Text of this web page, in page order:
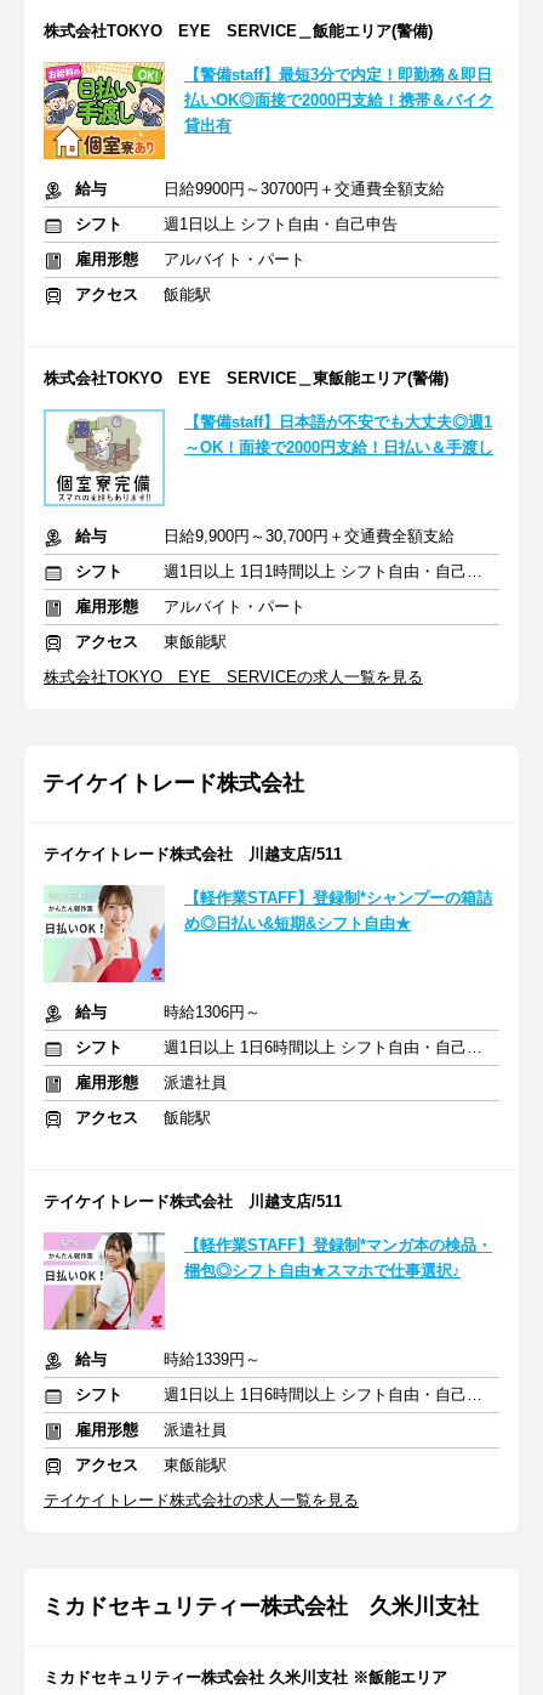
株式会社TOKYO EYE SERVICE＿飯能エリア(警備)
【警備staff】最短3分で内定！即勤務＆即日
払いOK◎面接で2000円支給！携帯＆バイク
貸出有
給与
日給9900円～30700円＋交通費全額支給
シフト
週1日以上 シフト自由・自己申告
雇用形態
アルバイト・パート
アクセス
飯能駅
株式会社TOKYO EYE SERVICE＿東飯能エリア(警備)
【警備staff】日本語が不安でも大丈夫◎週1
～OK！面接で2000円支給！日払い＆手渡し
給与
日給9,900円～30,700円＋交通費全額支給
シフト
週1日以上 1日1時間以上 シフト自由・自己申告
雇用形態
アルバイト・パート
アクセス
東飯能駅
株式会社TOKYO EYE SERVICEの求人一覧を見る
テイケイトレード株式会社
テイケイトレード株式会社 川越支店/511
【軽作業STAFF】登録制*シャンプーの箱詰
め◎日払い&短期&シフト自由★
給与
時給1306円～
シフト
週1日以上 1日6時間以上 シフト自由・自己申告
雇用形態
派遣社員
アクセス
飯能駅
テイケイトレード株式会社 川越支店/511
【軽作業STAFF】登録制*マンガ本の検品・
梱包◎シフト自由★スマホで仕事選択♪
給与
時給1339円～
シフト
週1日以上 1日6時間以上 シフト自由・自己申告
雇用形態
派遣社員
アクセス
東飯能駅
テイケイトレード株式会社の求人一覧を見る
ミカドセキュリティー株式会社 久米川支社
ミカドセキュリティー株式会社 久米川支社 ※飯能エリア